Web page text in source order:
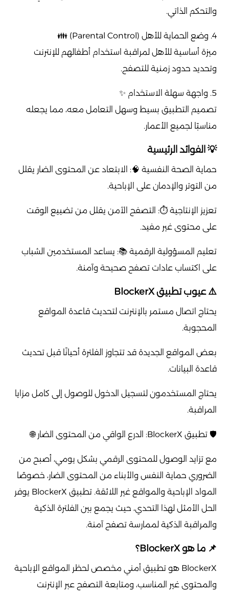
والتحكم الذاتي.
4. وضع الحماية للأهل (Parental Control) 👪
ميزة أساسية للأهل لمراقبة استخدام أطفالهم للإنترنت
وتحديد حدود زمنية للتصفح.
5. واجهة سهلة الاستخدام ✨
تصميم التطبيق بسيط وسهل التعامل معه، مما يجعله
مناسبًا لجميع الأعمار.
💡 الفوائد الرئيسية
حماية الصحة النفسية 🧠: الابتعاد عن المحتوى الضار يقلل
من التوتر والإدمان على الإباحية.
تعزيز الإنتاجية ⏱️: التصفح الآمن يقلل من تضييع الوقت
على محتوى غير مفيد.
تعليم المسؤولية الرقمية 📚: يساعد المستخدمين الشباب
على اكتساب عادات تصفح صحيحة وآمنة.
⚠️ عيوب تطبيق BlockerX
يحتاج اتصال مستمر بالإنترنت لتحديث قاعدة المواقع
المحجوبة.
بعض المواقع الجديدة قد تتجاوز الفلترة أحيانًا قبل تحديث
قاعدة البيانات.
يحتاج المستخدمون لتسجيل الدخول للوصول إلى كامل مزايا
المراقبة.
🛡️ تطبيق BlockerX: الدرع الواقي من المحتوى الضار 🌐
مع تزايد الوصول للمحتوى الرقمي بشكل يومي، أصبح من
الضروري حماية النفس والأبناء من المحتوى الضار، خصوصًا
المواد الإباحية والمواقع غير اللائقة. تطبيق BlockerX يوفر
الحل الأمثل لهذا التحدي، حيث يجمع بين الفلترة الذكية
والمراقبة الذكية لممارسة تصفح آمنة.
📌 ما هو BlockerX؟
BlockerX هو تطبيق أمني مخصص لحظر المواقع الإباحية
والمحتوى غير المناسب، ومتابعة التصفح عبر الإنترنت